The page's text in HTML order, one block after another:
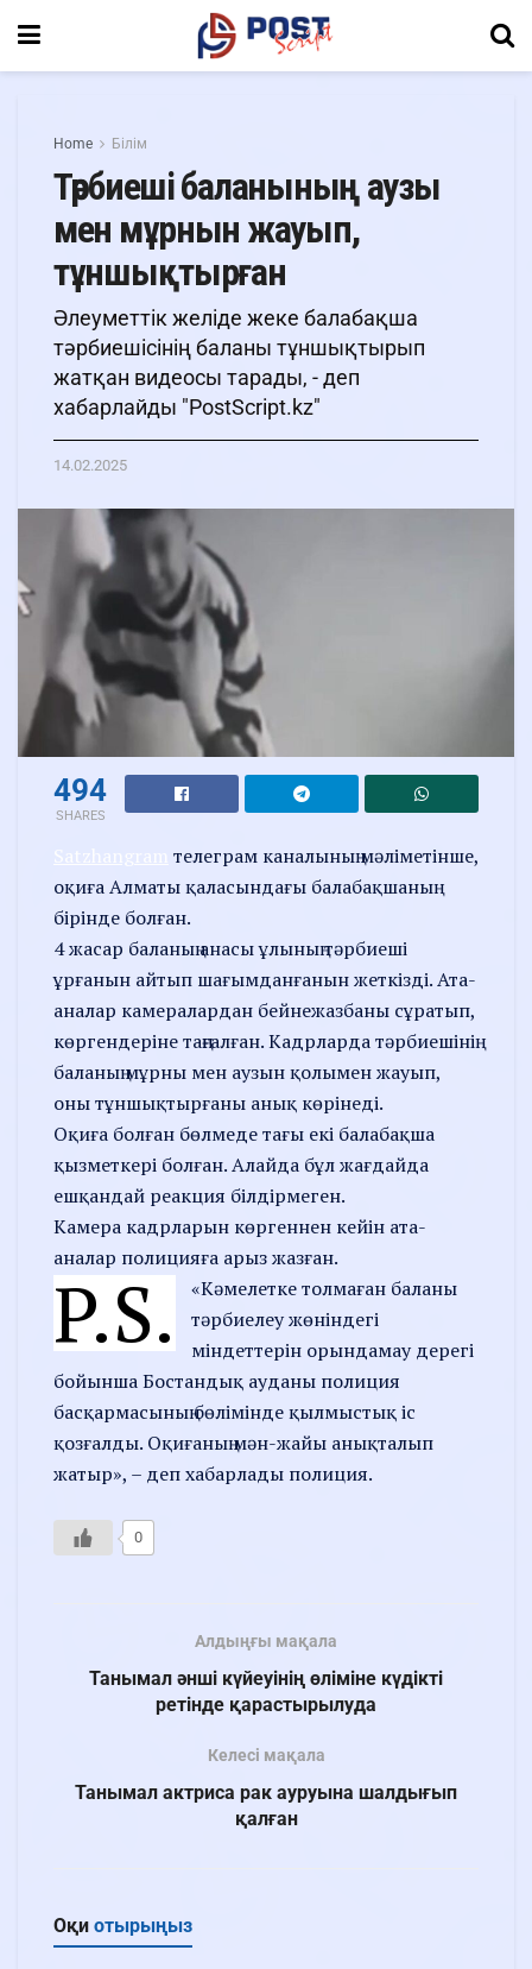
Home Білім
Тәрбиеші баланының аузы
мен мұрнын жауып,
тұншықтырған
Әлеуметтік желіде жеке балабақша
тәрбиешісінің баланы тұншықтырып
жатқан видеосы тарады, - деп
хабарлайды "PostScript.kz"
14.02.2025
494
SHARES
Satzhangram телеграм каналының мәліметінше,
оқиға Алматы қаласындағы балабақшаның
бірінде болған.
4 жасар баланың анасы ұлының тәрбиеші
ұрғанын айтып шағымданғанын жеткізді. Ата-
аналар камералардан бейнежазбаны сұратып,
көргендеріне таңғалған. Кадрларда тәрбиешінің
баланың мұрны мен аузын қолымен жауып,
оны тұншықтырғаны анық көрінеді.
Оқиға болған бөлмеде тағы екі балабақша
қызметкері болған. Алайда бұл жағдайда
ешқандай реакция білдірмеген.
Камера кадрларын көргеннен кейін ата-
аналар полицияға арыз жазған.
P.S.
«Кәмелетке толмаған баланы
тәрбиелеу жөніндегі
міндеттерін орындамау дерегі
бойынша Бостандық ауданы полиция
басқармасының бөлімінде қылмыстық іс
қозғалды. Оқиғаның мән-жайы анықталып
жатыр», – деп хабарлады полиция.
0
Алдыңғы мақала
Танымал әнші күйеуінің өліміне күдікті
ретінде қарастырылуда
Келесі мақала
Танымал актриса рак ауруына шалдығып
қалған
Оқи отырыңыз